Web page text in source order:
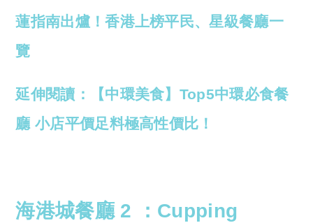
蓮指南出爐！香港上榜平民、星級餐廳一
覽
延伸閱讀：【中環美食】Top5中環必食餐
廳 小店平價足料極高性價比！
海港城餐廳 2 ： Cupping